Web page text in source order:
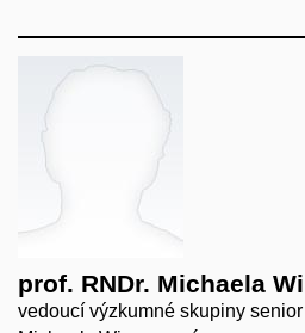
prof. RNDr. Michaela
vedoucí výzkumné skupiny